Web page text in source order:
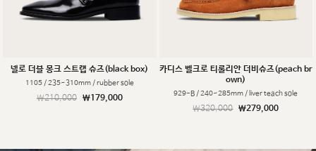
넬로 더블 몽크 스트랩 슈즈(black box)
1105 / 235~310mm / rubber sole
￦210,000 ￦179,000
카디스 벨크로 티롤리안 더비슈즈(peach br
own)
929-B / 240~285mm / liver teach sole
￦320,000 ￦279,000